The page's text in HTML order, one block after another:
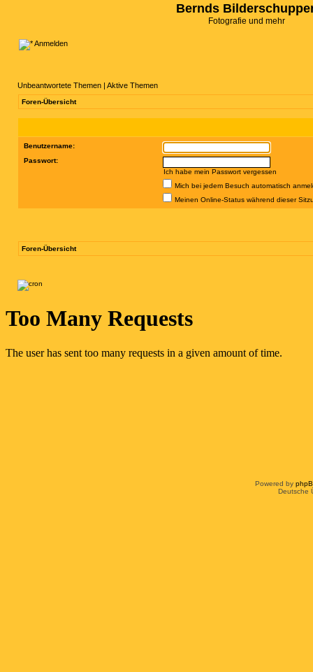
Bernds
Fotografie und mehr
Anmelden
Unbeantwortete Themen | Aktive Themen
Foren-Übersicht
Benutzername:
Passwort:
Ich habe mein Passwort vergessen
Mich bei jedem Besuch automatisch
Meinen Online-Status während dieser
Foren-Übersicht
Powered by
Deutsche